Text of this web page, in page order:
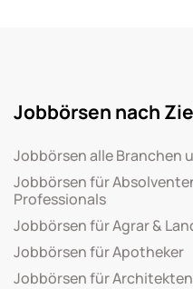
Jobbörsen nach
Jobbörsen alle Branchen
Jobbörsen für
Professionals
Jobbörsen für Agrar &
Jobbörsen für Apotheker
Jobbörsen für